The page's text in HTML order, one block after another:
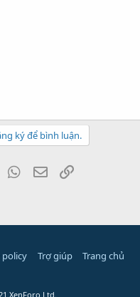
ký để bình luận.
Tumblr WhatsApp
Email
policy Trợ giúp Trang chủ
XenForo Ltd.